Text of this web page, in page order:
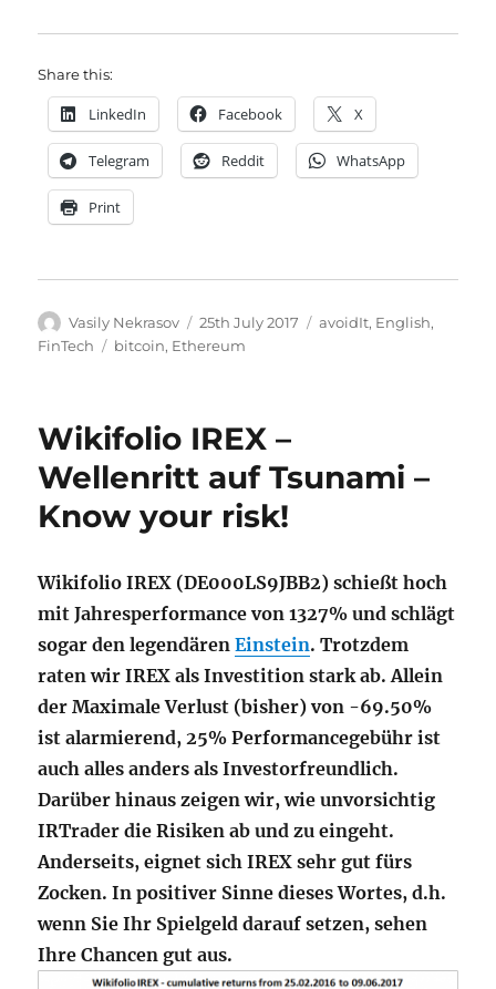
Share this:
LinkedIn Facebook X
Telegram Reddit WhatsApp
Print
Author
Vasily Nekrasov
Posted
on
25th July 2017 Categories
avoidIt, English,
FinTech
Tags
bitcoin, Ethereum
Wikifolio IREX –
Wellenritt auf Tsunami –
Know your risk!
Wikifolio IREX (DE000LS9JBB2) schießt hoch
mit Jahresperformance von 1327% und schlägt
sogar den legendärenEinstein. Trotzdem
raten wir IREX als Investition stark ab. Allein
der Maximale Verlust (bisher) von -69.50%
ist alarmierend, 25% Performancegebühr ist
auch alles anders als Investorfreundlich.
Darüber hinaus zeigen wir, wie unvorsichtig
IRTrader die Risiken ab und zu eingeht.
Anderseits, eignet sich IREX sehr gut fürs
Zocken. In positiver Sinne dieses Wortes, d.h.
wenn Sie Ihr Spielgeld darauf setzen, sehen
Ihre Chancen gut aus.